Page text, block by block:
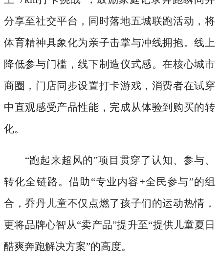
分享至社交平台，同时落地五城联跑活动，将
体育精神具象化为亲子击掌与冲线拥抱。线上
降低参与门槛，线下制造仪式感。在核心城市
商圈，门店同步设置打卡游戏，消费者在试穿
中直观感受产品性能，完成从体验到购买的转
化。
“跑起来超风的”项目贯穿了认知、参与、
转化全链路。借助“专业内容+全民参与”的组
合，乔丹儿童不仅点燃了孩子们的运动热情，
更将品牌心智从“卖产品”提升至“提供儿童夏日
酷爽奔跑解决方案”的高度。